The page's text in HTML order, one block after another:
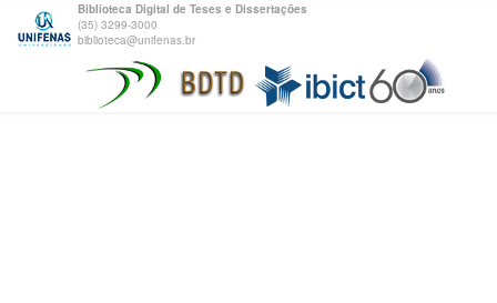
Biblioteca Digital de Teses e Dissertações
(35) 3299-3000
biblioteca@unifenas.br